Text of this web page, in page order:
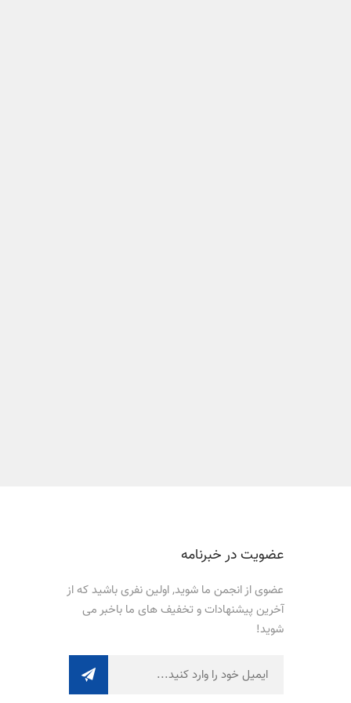
عضویت در خبرنامه
عضوی از انجمن ما شوید, اولین نفری باشید که از
آخرین پیشنهادات و تخفیف های ما باخبر می
شوید!